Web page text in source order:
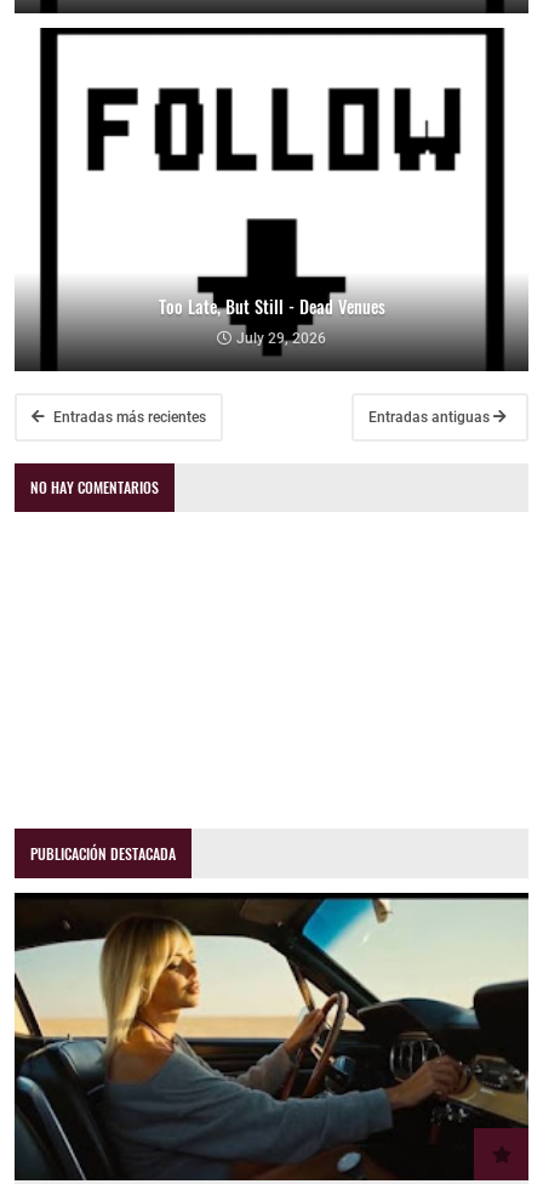
Too Late, But Still - Dead Venues
July 29, 2026
Entradas más recientes Entradas antiguas
NO HAY COMENTARIOS
PUBLICACIÓN DESTACADA